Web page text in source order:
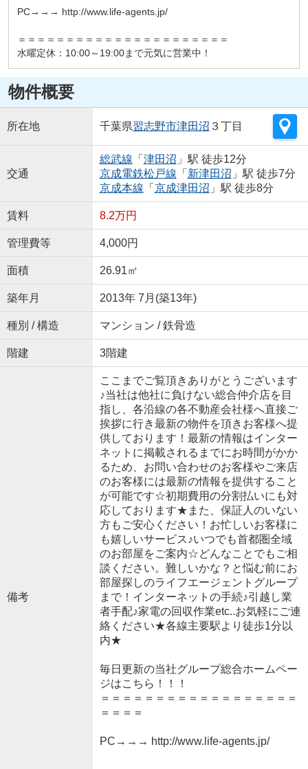
PC→→→ http://www.life-agents.jp/
＝＝＝＝＝＝＝＝＝＝＝＝＝＝＝＝＝＝＝＝＝＝
水曜定休：10:00～19:00まで元気に営業中！
物件概要
所在地 千葉県習志野市津田沼 ３丁目
交通
総武線 「 津田沼 」駅 徒歩12分
京成電鉄松戸線 「 新津田沼 」駅 徒歩7分
京成本線 「 京成津田沼 」駅 徒歩8分
賃料 8.2万円
管理費等 4,000円
面積 26.91㎡
築年月 2013年 7月(築13年)
種別 / 構造 マンション / 鉄骨造
階建 3階建
備考
ここまでご覧頂きありがとうございます
♪当社は他社に負けない総合仲介店を目
指し、各沿線の各不動産会社様へ直接ご
挨拶に行き最新の物件を頂きお客様へ提
供しております！最新の情報はインター
ネットに掲載されるまでにお時間がかか
るため、お問い合わせのお客様やご来店
のお客様には最新の情報を提供すること
が可能です☆初期費用の分割払いにも対
応しております★また、保証人のいない
方もご安心ください！お忙しいお客様に
も嬉しいサービス♪いつでも首都圏全域
のお部屋をご案内☆どんなことでもご相
談ください。難しいかな？と悩む前にお
部屋探しのライフエージェントグループ
まで！インターネットの手続♪引越し業
者手配♪家電の回収作業etc..お気軽にご連
絡ください★各線主要駅より徒歩1分以
内★
毎日更新の当社グループ総合ホームペー
ジはこちら！！！
＝＝＝＝＝＝＝＝＝＝＝＝＝＝＝＝＝＝
＝＝＝＝
PC→→→ http://www.life-agents.jp/